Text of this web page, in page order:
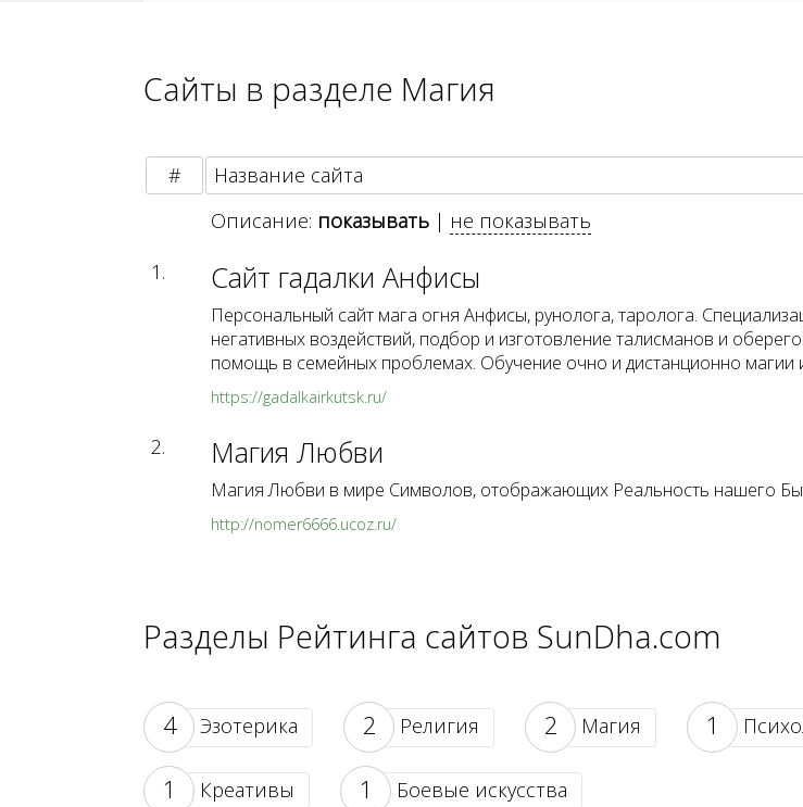
Сайты в разделе Магия
# Название сайта
Описание: показывать | не показывать
1.
Сайт гадалки Анфисы
Персональный сайт мага огня Анфисы, рунолога, таролога.
негативных воздействий, подбор и изготовление талисманов и
помощь в семейных проблемах. Обучение очно и дистанционно магии
https://gadalkairkutsk.ru/
2. Магия Любви
Магия Любви в мире Символов, отображающих Реальность нашего
http://nomer6666.ucoz.ru/
Разделы Рейтинга сайтов SunDha.com
4 Эзотерика 2 Религия 2 Магия 1
1 Креативы 1 Боевые искусства